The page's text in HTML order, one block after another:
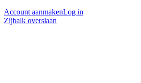
Account aanmakenLog in
Zijbalk overslaan